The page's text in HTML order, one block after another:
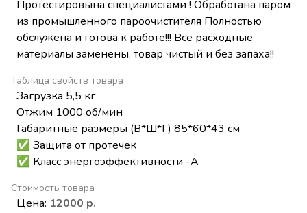
Протестировына специалистами ! Обработана паром
из промышленного пароочистителя Полностью
обслужена и готова к работе!!! Все расходные
материалы заменены, товар чистый и без запаха!!
Таблица свойств товара
Загрузка 5,5 кг
Отжим 1000 об/мин
Габаритные размеры (В*Ш*Г) 85*60*43 см
✅ Защита от протечек
✅ Класс энергоэффективности -А
Стоимость товара
Цена: 12000 р.